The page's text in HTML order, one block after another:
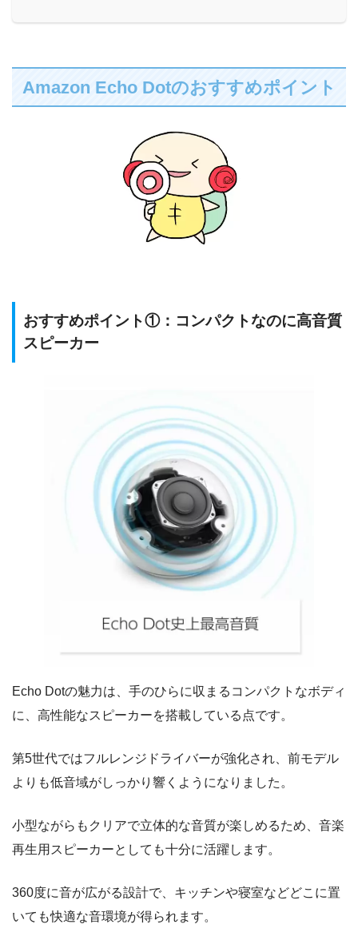
Amazon Echo Dotのおすすめポイント
おすすめポイント①：コンパクトなのに高音質
スピーカー
Echo Dotの魅力は、手のひらに収まるコンパクトなボディ
に、高性能なスピーカーを搭載している点です。
第5世代ではフルレンジドライバーが強化され、前モデル
よりも低音域がしっかり響くようになりました。
小型ながらもクリアで立体的な音質が楽しめるため、音楽
再生用スピーカーとしても十分に活躍します。
360度に音が広がる設計で、キッチンや寝室などどこに置
いても快適な音環境が得られます。